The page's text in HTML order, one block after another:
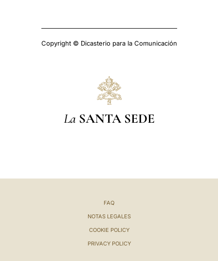
Copyright © Dicasterio para la Comunicación
La SANTA SEDE
FAQ
NOTAS LEGALES
COOKIE POLICY
PRIVACY POLICY